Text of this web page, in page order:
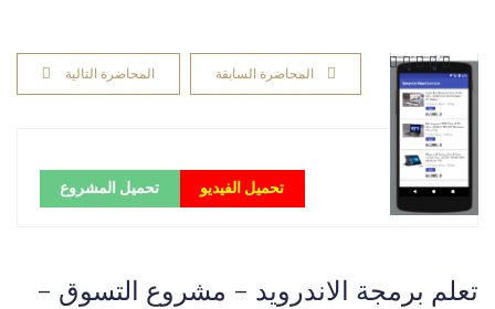
المحاضرة السابقة المحاضرة التالية
تحميل المشروع تحميل الفيديو
تعلم برمجة الاندرويد - مشروع التسوق -